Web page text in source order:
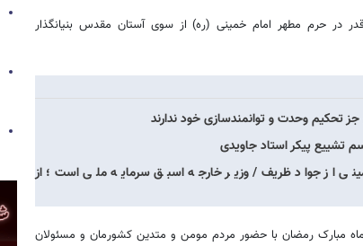
قدر در حرم مطهر امام خمینی (ره) از سوی آستان مقدس بنیانگذار
تحکیم وحدت و توانمندسازی خود ندارند
تشییع پیکر استاد جاویدی
از جواد ظریف/ وزیر خارجه اسبق سرمایه ملی است؛ از
مبارک رمضان با حضور مردم مومن و متدین کشورمان و مسئولان